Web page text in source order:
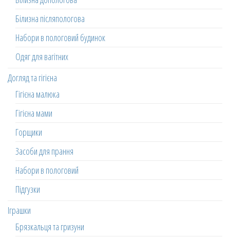
Білизна післяпологова
Набори в пологовий будинок
Одяг для вагітних
Догляд та гігієна
Гігієна малюка
Гігієна мами
Горщики
Засоби для прання
Набори в пологовий
Підгузки
Іграшки
Брязкальця та гризуни